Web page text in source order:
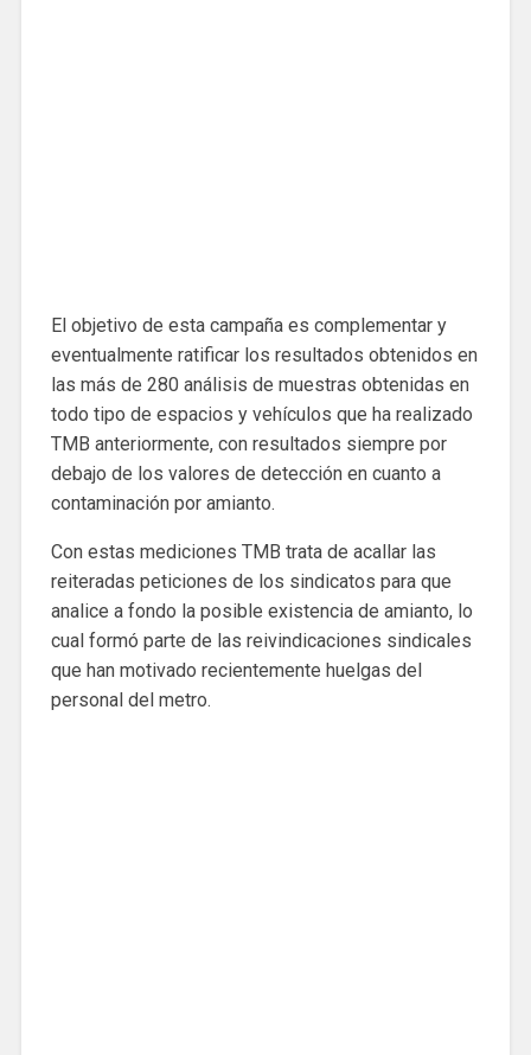
El objetivo de esta campaña es complementar y
eventualmente ratificar los resultados obtenidos en
las más de 280 análisis de muestras obtenidas en
todo tipo de espacios y vehículos que ha realizado
TMB anteriormente, con resultados siempre por
debajo de los valores de detección en cuanto a
contaminación por amianto.
Con estas mediciones TMB trata de acallar las
reiteradas peticiones de los sindicatos para que
analice a fondo la posible existencia de amianto, lo
cual formó parte de las reivindicaciones sindicales
que han motivado recientemente huelgas del
personal del metro.